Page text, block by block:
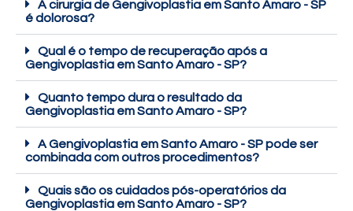
A cirurgia de Gengivoplastia em Santo Amaro - SP
é dolorosa?
Qual é o tempo de recuperação após a
Gengivoplastia em Santo Amaro - SP?
Quanto tempo dura o resultado da
Gengivoplastia em Santo Amaro - SP?
A Gengivoplastia em Santo Amaro - SP pode ser
combinada com outros procedimentos?
Quais são os cuidados pós-operatórios da
Gengivoplastia em Santo Amaro - SP?